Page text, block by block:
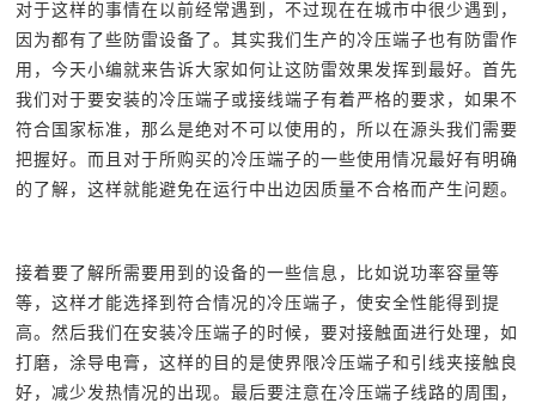
对于这样的事情在以前经常遇到，不过现在在城市中很少遇到，
因为都有了些防雷设备了。其实我们生产的冷压端子也有防雷作
用，今天小编就来告诉大家如何让这防雷效果发挥到最好。首先
我们对于要安装的冷压端子或接线端子有着严格的要求，如果不
符合国家标准，那么是绝对不可以使用的，所以在源头我们需要
把握好。而且对于所购买的冷压端子的一些使用情况最好有明确
的了解，这样就能避免在运行中出边因质量不合格而产生问题。
接着要了解所需要用到的设备的一些信息，比如说功率容量等
等，这样才能选择到符合情况的冷压端子，使安全性能得到提
高。然后我们在安装冷压端子的时候，要对接触面进行处理，如
打磨，涂导电膏，这样的目的是使界限冷压端子和引线夹接触良
好，减少发热情况的出现。最后要注意在冷压端子线路的周围，